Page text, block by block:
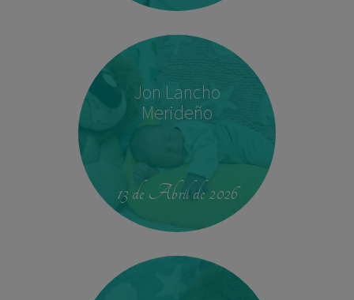
Jon Lancho
Merideño
13 de Abril de 2026